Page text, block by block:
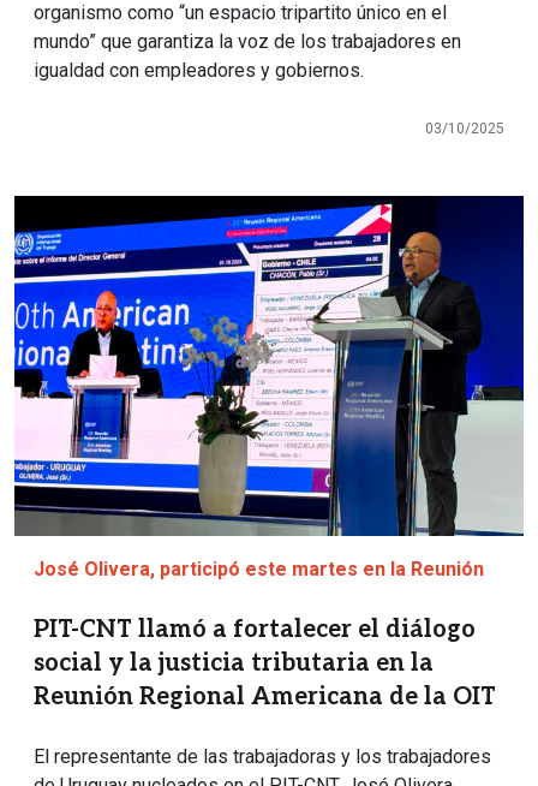
organismo como “un espacio tripartito único en el
mundo” que garantiza la voz de los trabajadores en
igualdad con empleadores y gobiernos.
03/10/2025
José Olivera, participó este martes en la Reunión
PIT-CNT llamó a fortalecer el diálogo
social y la justicia tributaria en la
Reunión Regional Americana de la OIT
El representante de las trabajadoras y los trabajadores